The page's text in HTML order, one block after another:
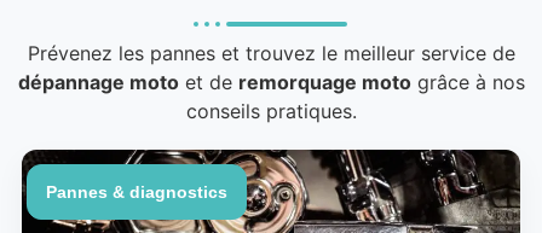
Prévenez les pannes et trouvez le meilleur service de
dépannage motoet de remorquage motogrâce à nos
conseils pratiques.
Pannes & diagnostics